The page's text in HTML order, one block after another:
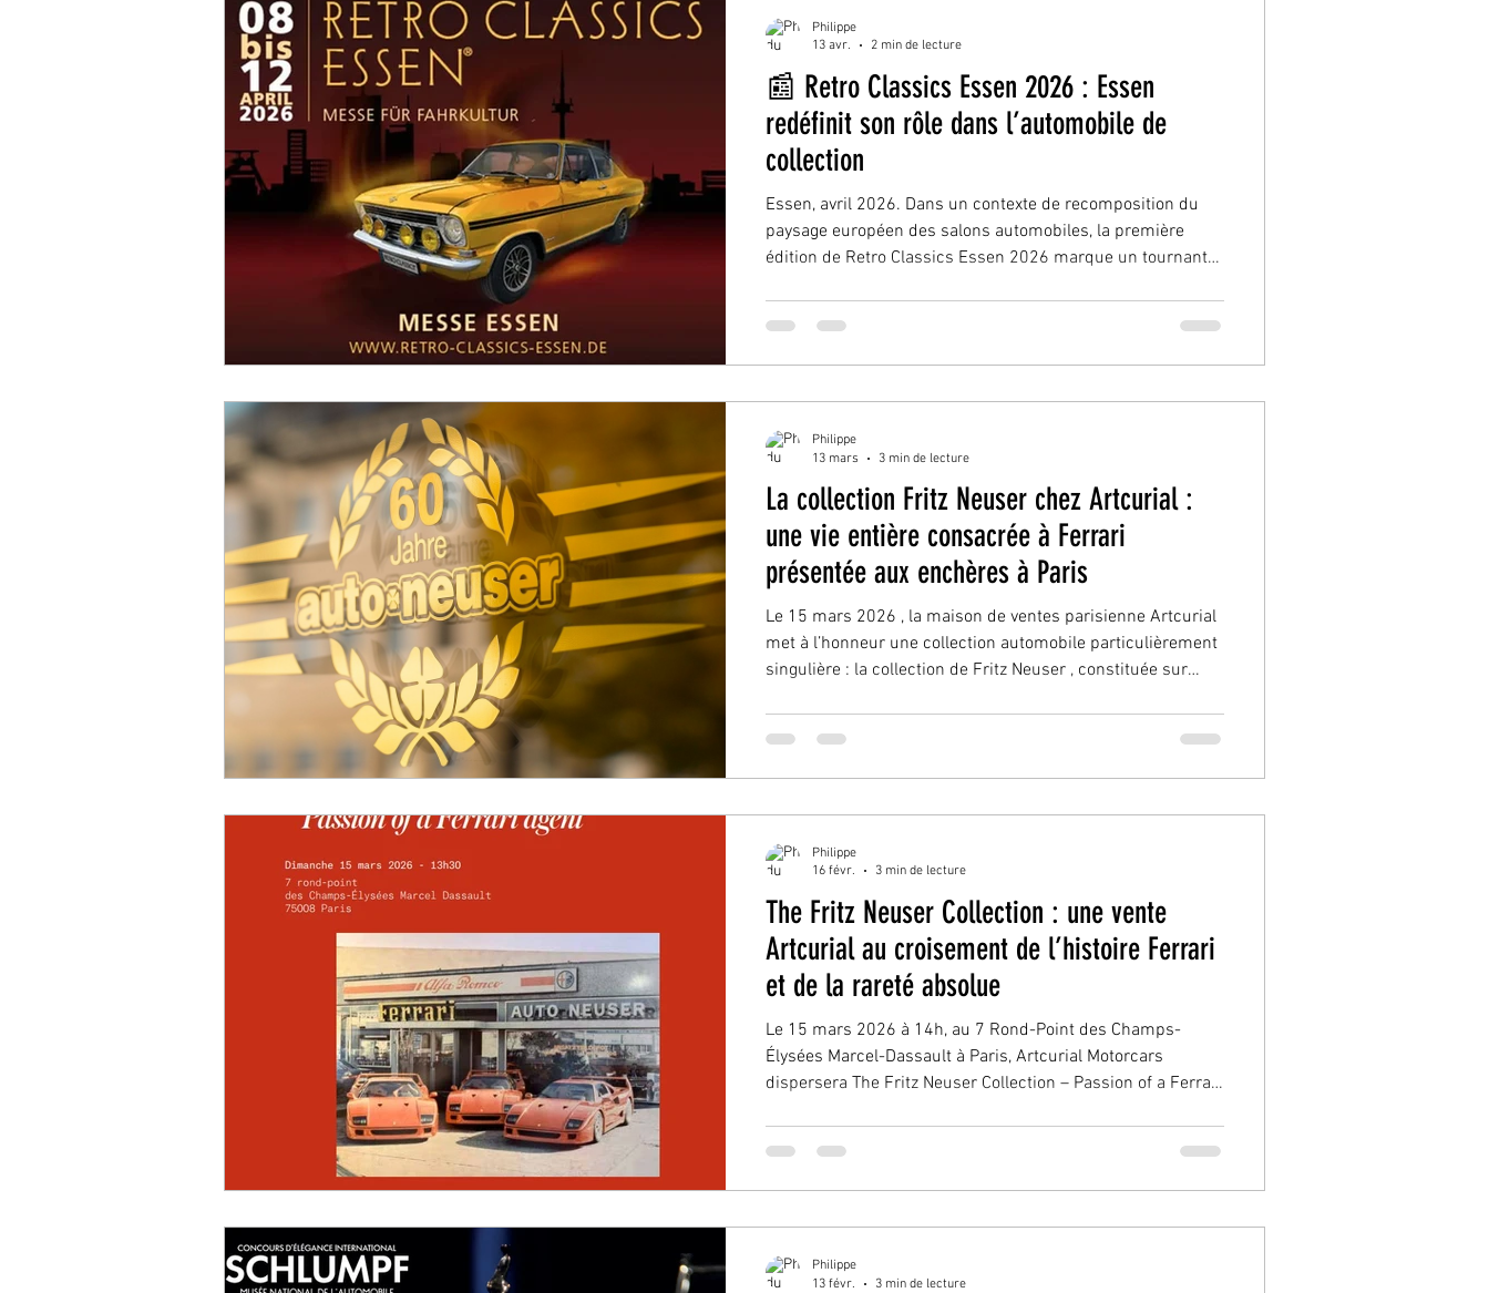
📰 Retro Classics Essen 2026 : Essen
redéfinit son rôle dans l’automobile de
collection
Essen, avril 2026. Dans un contexte de recomposition du
paysage européen des salons automobiles, la première
édition de Retro Classics Essen 2026 marque un tournant
nouveau format, appelé à redéfinir les équilibres du marché
des véhicules de collection. Un lancement très attendu
Philippe
13 avr.
2 min de lecture
La collection Fritz Neuser chez Artcurial :
une vie entière consacrée à Ferrari
présentée aux enchères à Paris
Le 15 mars 2026 , la maison de ventes parisienne Artcurial
met à l’honneur une collection automobile particulièrement
singulière : la collection de Fritz Neuser , constituée sur
automobiles de collection , accompagnées d’environ 300
lots d’automobilia et de pièces mécaniques , offrant un
Philippe
13 mars
3 min de lecture
The Fritz Neuser Collection : une vente
Artcurial au croisement de l’histoire Ferrari
et de la rareté absolue
Le 15 mars 2026 à 14h, au 7 Rond-Point des Champs-
Élysées Marcel-Dassault à Paris, Artcurial Motorcars
dispersera The Fritz Neuser Collection – Passion of a Ferrari
collection en 2026. Nous ne sommes pas face à une
accumulation opportuniste, mais à la transmission
Philippe
16 févr.
3 min de lecture
Philippe
13 févr.
3 min de lecture